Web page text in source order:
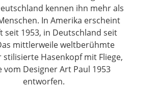
kennen ihn mehr als
In Amerika erscheint
seit 1953, in Deutschland seit
mittlerweile weltberühmte
stilisierte Hasenkopf mit Fliege,
vom Designer Art Paul 1953
entworfen.